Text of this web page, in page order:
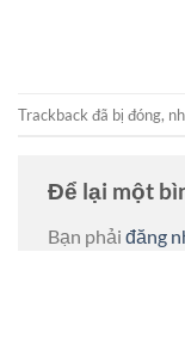
Trackback đã bị đóng,
Để lại một
Bạn phải đăng